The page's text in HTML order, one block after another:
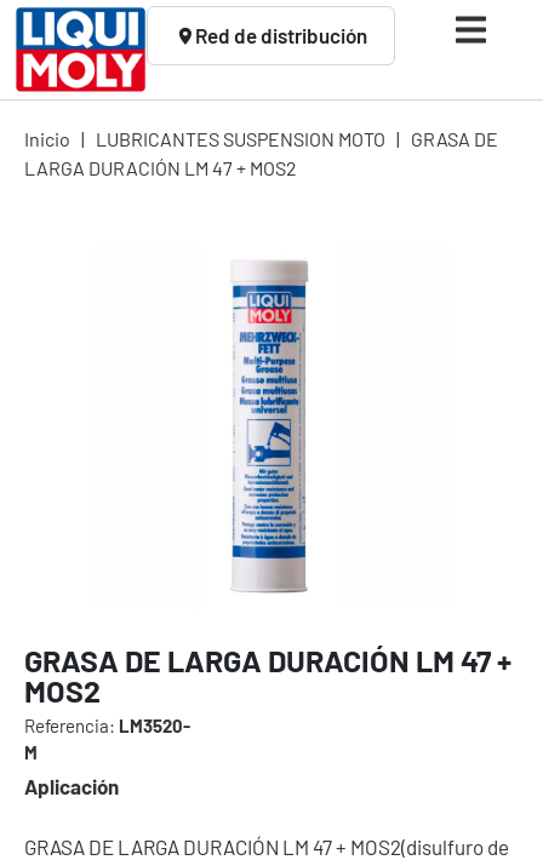
Red de distribución
Inicio | LUBRICANTES SUSPENSION MOTO | GRASA DE
LARGA DURACIÓN LM 47 + MOS2
GRASA DE LARGA DURACIÓN LM 47 +
MOS2
Referencia: LM3520-
M
Aplicación
GRASA DE LARGA DURACIÓN LM 47 + MOS2(disulfuro de